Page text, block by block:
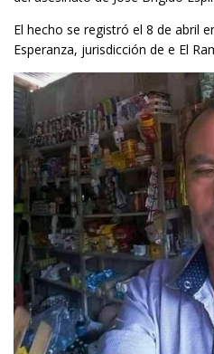
El hecho se registró el 8 de abril
Esperanza, jurisdicción de e El